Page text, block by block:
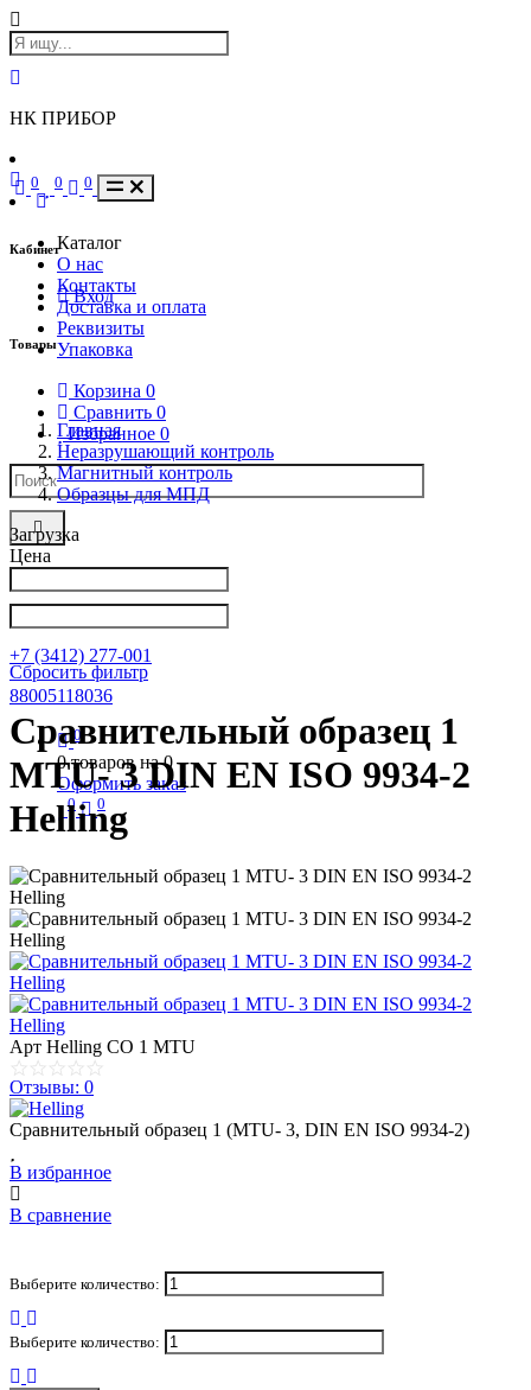
НК ПРИБОР
Кабинет
Вход
Товары
Корзина 0
Сравнить 0
Избранное 0
Написать в Телеграм
+7 (3412) 277-001
88005118036
0
0 товаров на0
Оформить заказ
0 0
0 0 0
Каталог
О нас
Контакты
Доставка и оплата
Реквизиты
Упаковка
Главная
Неразрушающий контроль
Магнитный контроль
Образцы для МПД
Загрузка
Цена
Сбросить фильтр
Сравнительный образец 1
MTU- 3 DIN EN ISO 9934-2
Helling
Арт Helling CO 1 MTU
Отзывы: 0
Сравнительный образец 1 (MTU- 3, DIN EN ISO 9934-2)
В избранное
В сравнение
Выберите количество:
Выберите количество: